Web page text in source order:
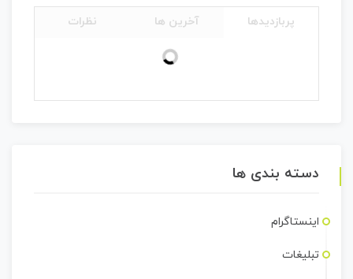
پربازدیدها آخرین ها نظرات
دسته بندی ها
اینستاگرام
تبلیغات